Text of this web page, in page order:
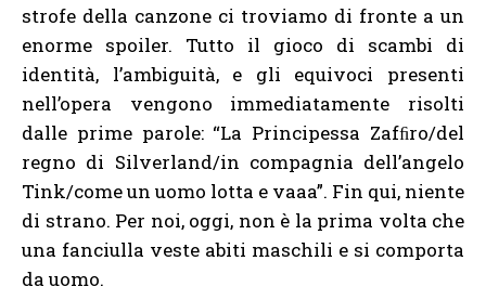
strofe della canzone ci troviamo di fronte a un
enorme spoiler. Tutto il gioco di scambi di
identità, l’ambiguità, e gli equivoci presenti
nell’opera vengono immediatamente risolti
dalle prime parole: “La Principessa Zafﬁro/del
regno di Silverland/in compagnia dell’angelo
Tink/come un uomo lotta e vaaa”. Fin qui, niente
di strano. Per noi, oggi, non è la prima volta che
una fanciulla veste abiti maschili e si comporta
da uomo.